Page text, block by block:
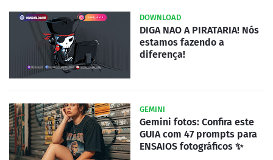
DOWNLOAD
DIGA NAO A PIRATARIA! Nós
estamos fazendo a
diferença!
GEMINI
Gemini fotos: Confira este
GUIA com 47 prompts para
ENSAIOS fotográficos ✨